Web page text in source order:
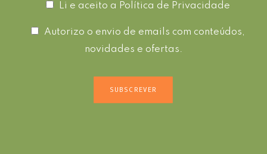
Li e aceito a Política de Privacidade
Autorizo o envio de emails com conteúdos,
novidades e ofertas.